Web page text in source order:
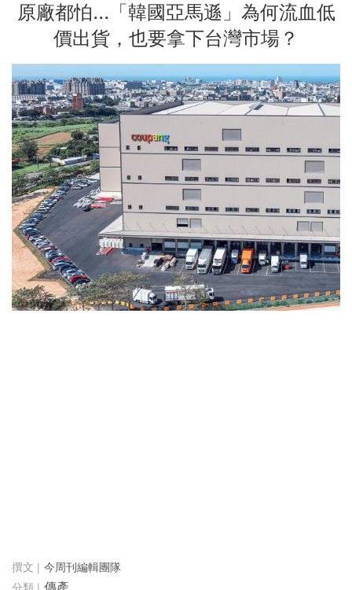
原廠都怕...「韓國亞馬遜」為何流血低
價出貨，也要拿下台灣市場？
今周刊編輯團隊